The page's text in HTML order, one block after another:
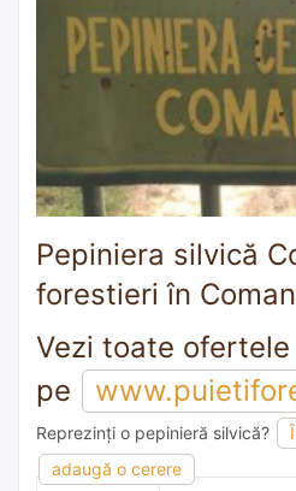
Pepiniera silvică
forestieri în
Vezi toate
pe
Reprezinți o pepinieră silvică?
adaugă o cerere
adaugă o recomandare